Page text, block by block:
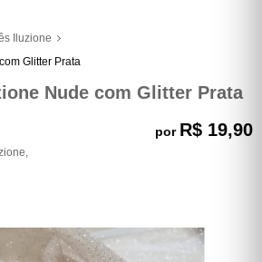
Iluzione
Glitter Prata
Nude com Glitter Prata
por R$ 19,90